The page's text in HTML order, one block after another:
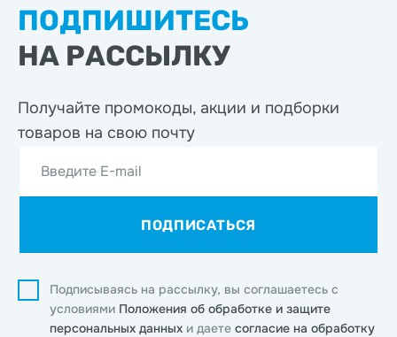
ПОДПИШИТЕСЬ
НА РАССЫЛКУ
Получайте промокоды, акции и подборки
товаров на свою почту
Введите E-mail
ПОДПИСАТЬСЯ
Подписываясь на рассылку, вы соглашаетесь с
условиями Положения об обработке и защите
персональных данных и даете согласие на обработку